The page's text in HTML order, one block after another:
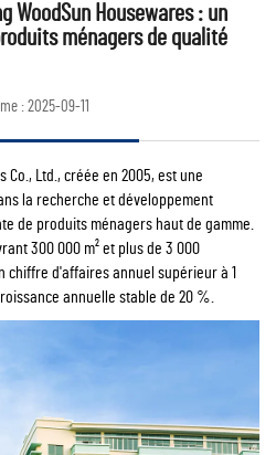
WoodSun Housewares : un
ménagers de qualité
: 2025-09-11
Co., Ltd., créée en 2005, est une
la recherche et développement
de produits ménagers haut de gamme.
300 000 m² et plus de 3 000
d'affaires annuel supérieur à 1
annuelle stable de 20 %.